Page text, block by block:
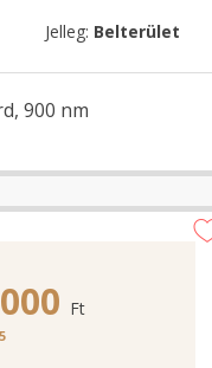
Jelleg: Belterület
900 nm
Ft